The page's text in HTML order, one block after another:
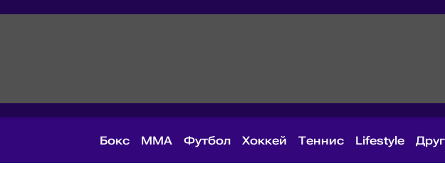
Бокс MMA Футбол Хоккей Теннис Lifestyle